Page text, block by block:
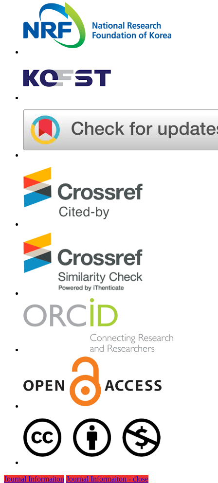
Journal Informaiton Journal Informaiton - close